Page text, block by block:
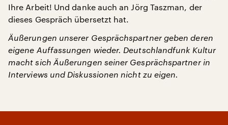
Ihre Arbeit! Und danke auch an Jörg Taszman, der
dieses Gespräch übersetzt hat.
Äußerungen unserer Gesprächspartner geben deren
eigene Auffassungen wieder. Deutschlandfunk Kultur
macht sich Äußerungen seiner Gesprächspartner in
Interviews und Diskussionen nicht zu eigen.